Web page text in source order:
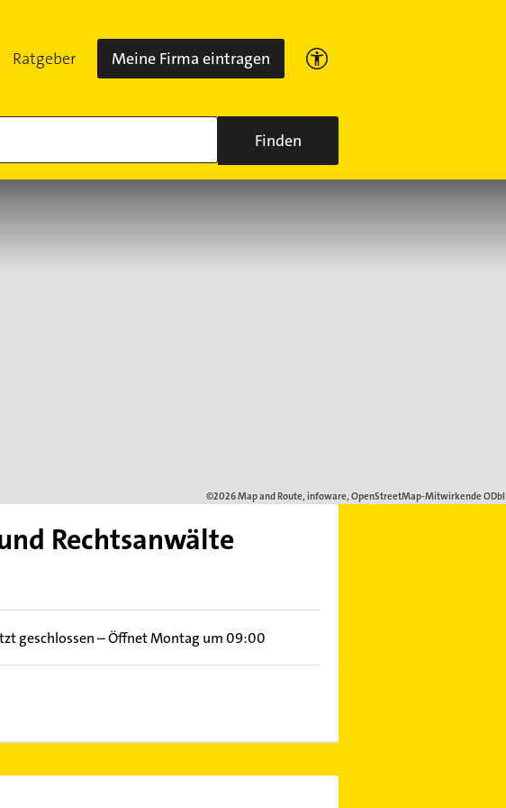
Ratgeber Meine Firma eintragen
Finden
Rechtsanwälte
geschlossen–Öffnet Montag um 09:00